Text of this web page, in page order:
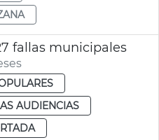
fallas municipales
AUDIENCIAS